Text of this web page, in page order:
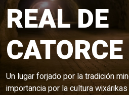
REAL DE
CATORCE
Un lugar forjado por la tradición
importancia por la cultura